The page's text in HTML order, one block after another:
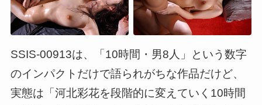
SSIS-00913は、「10時間・男8人」という数字
のインパクトだけで語られがちな作品だけど、
実態は「河北彩花を段階的に変えていく10時間